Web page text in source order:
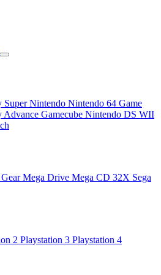
Super Nintendo Nintendo 64 Game
Advance Gamecube Nintendo DS WII
Mega Drive Mega CD 32X Sega
2 Playstation 3 Playstation 4